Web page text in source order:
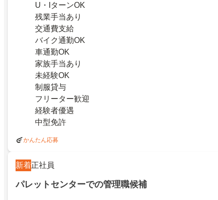
U・IターンOK
残業手当あり
交通費支給
バイク通勤OK
車通勤OK
家族手当あり
未経験OK
制服貸与
フリーター歓迎
経験者優遇
中型免許
かんたん応募
新着正社員
パレットセンターでの管理職候補